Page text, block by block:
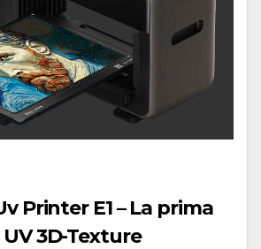
Printer E1 – La prima
3D-Texture